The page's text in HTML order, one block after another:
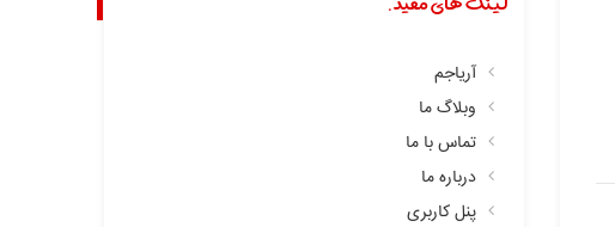
آریاجم
وبلاگ ما
تماس با ما
درباره ما
پنل کاربری